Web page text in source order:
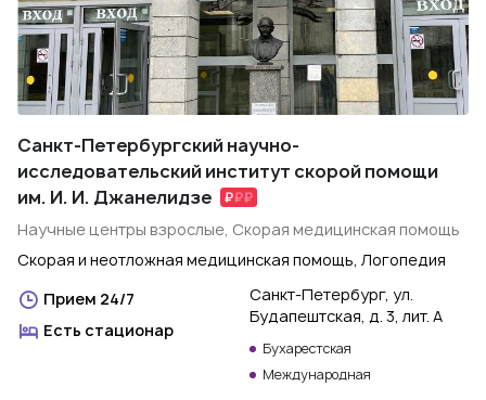
Санкт-Петербургский научно-
исследовательский институт скорой помощи
им. И. И. Джанелидзе
Научные центры взрослые, Скорая медицинская помощь
Скорая и неотложная медицинская помощь, Логопедия
Прием 24/7
Есть стационар
Санкт-Петербург, ул.
Будапештская, д. 3, лит. А
Бухарестская
Международная